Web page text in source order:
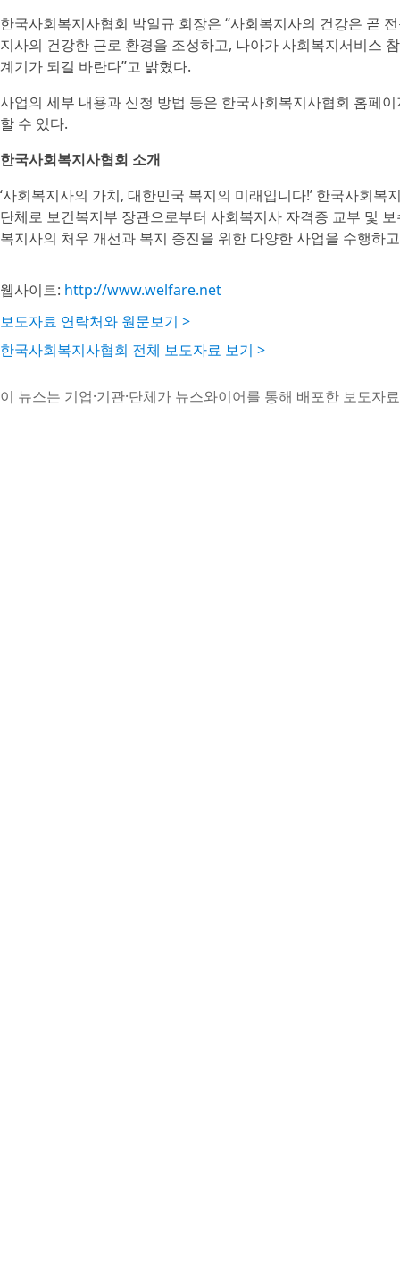
한국사회복지사협회 박일규 회장은 “사회복지사의 건강은 곧
지사의 건강한 근로 환경을 조성하고, 나아가 사회복지서비스
계기가 되길 바란다”고 밝혔다.
사업의 세부 내용과 신청 방법 등은 한국사회복지사협회 홈페이
할 수 있다.
한국사회복지사협회 소개
‘사회복지사의 가치, 대한민국 복지의 미래입니다!’ 한국사회복
단체로 보건복지부 장관으로부터 사회복지사 자격증 교부 및
복지사의 처우 개선과 복지 증진을 위한 다양한 사업을 수행하
웹사이트: http://www.welfare.net
보도자료 연락처와 원문보기 >
한국사회복지사협회 전체 보도자료 보기 >
이 뉴스는 기업·기관·단체가 뉴스와이어를 통해 배포한 보도자